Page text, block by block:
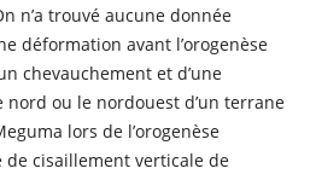
n’a trouvé aucune donnée
déformation avant l’orogenèse
chevauchement et d’une
ou le nordouest d’un terrane
lors de l’orogenèse
de cisaillement verticale de